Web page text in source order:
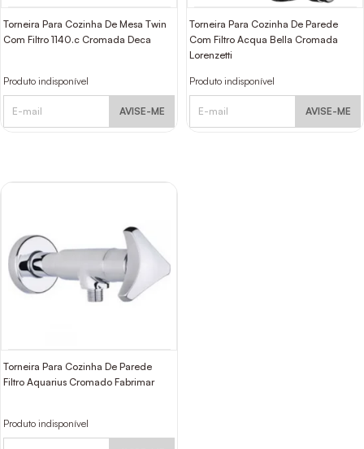
Torneira Para Cozinha De Mesa Twin
Com Filtro 1140.c Cromada Deca
Produto indisponível
AVISE-ME
Torneira Para Cozinha De Parede
Com Filtro Acqua Bella Cromada
Lorenzetti
Produto indisponível
AVISE-ME
Torneira Para Cozinha De Parede
Filtro Aquarius Cromado Fabrimar
Produto indisponível